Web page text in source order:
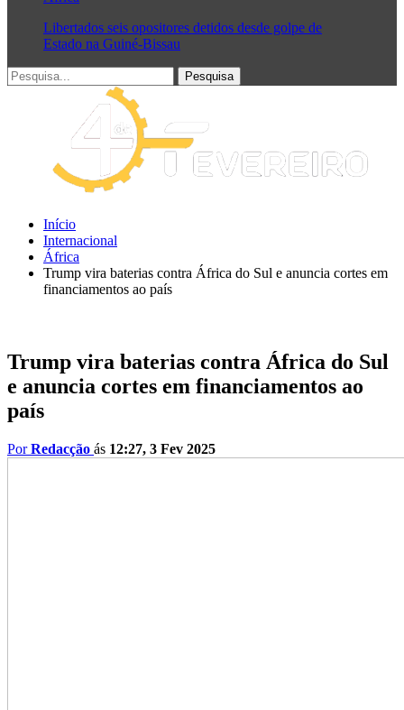
Libertados seis opositores detidos desde golpe de
Estado na Guiné-Bissau
Início
Internacional
África
Trump vira baterias contra África do Sul e anuncia cortes em
financiamentos ao país
Trump vira baterias contra África do Sul
e anuncia cortes em financiamentos ao
país
PorRedacção ás 12:27, 3 Fev 2025